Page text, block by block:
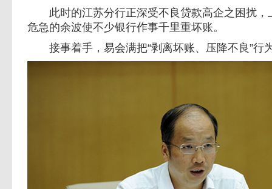
此时的江苏分行正深受不良贷款高企之困扰，
危急的余波使不少银行作事千里重坏账。
接事着手，易会满把“剥离坏账、压降不良”行